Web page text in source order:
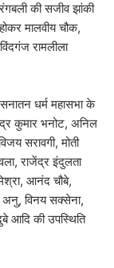
की सजीव झांकी
मालवीय चौक,
रामलीला
धर्म महासभा के
कुमार भनोट, अनिल
सरावगी, मोती
राजेंद्र इंदुलता
आनंद चौबे,
अनु, विनय सक्सेना,
आदि की उपस्थिति